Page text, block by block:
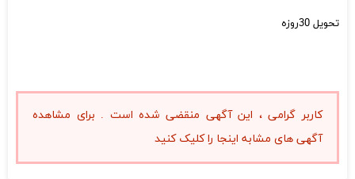
تحویل 30روزه
کاربر گرامی ، این آگهی منقضی شده است . برای مشاهده
آگهی های مشابه اینجا را کلیک کنید